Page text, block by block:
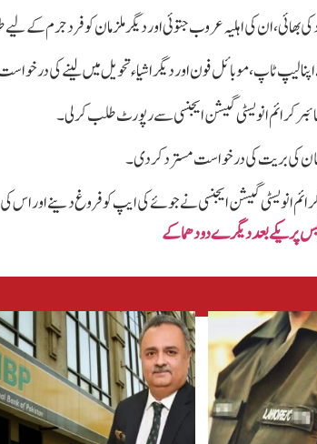
کی اہلیہ عروب جتوئی اور دیگر ملزمان کو فرد جرم کے لیے طلب کرتے ہوئے 20 دسمبر
لیپ ٹاپ، موبائل فون اور دیگر اشیاء تحویل میں لینے کی
کرائم انویسٹی گیشن ایجنسی سے رپورٹ طلب کر لی۔
کی بریت کی درخواست مسترد کر دی۔
انویسٹی گیشن ایجنسی نے جوئے کی ایپ کو فروغ دینے اور اس
پر یکے بعد دیگرے دو دھماکے